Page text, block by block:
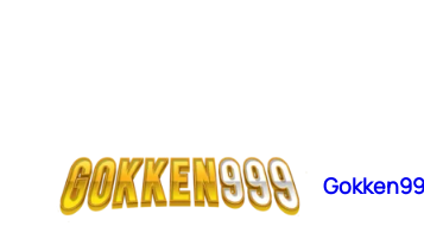
konten